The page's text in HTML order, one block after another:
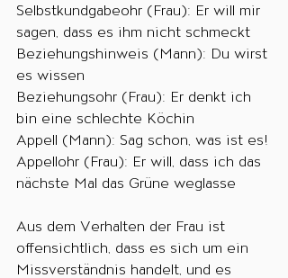
Selbstkundgabeohr (Frau): Er will mir
sagen, dass es ihm nicht schmeckt
Beziehungshinweis (Mann): Du wirst
es wissen
Beziehungsohr (Frau): Er denkt ich
bin eine schlechte Köchin
Appell (Mann): Sag schon, was ist es!
Appellohr (Frau): Er will, dass ich das
nächste Mal das Grüne weglasse
Aus dem Verhalten der Frau ist
offensichtlich, dass es sich um ein
Missverständnis handelt, und es